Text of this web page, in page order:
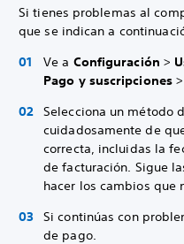
Si tienes problemas al
que se indican a
Ve a Configuración >
Pago y suscripciones >
Selecciona un método
cuidadosamente de
correcta, incluidas la
de facturación. Sigue
hacer los cambios que
Si continúas con
de pago.